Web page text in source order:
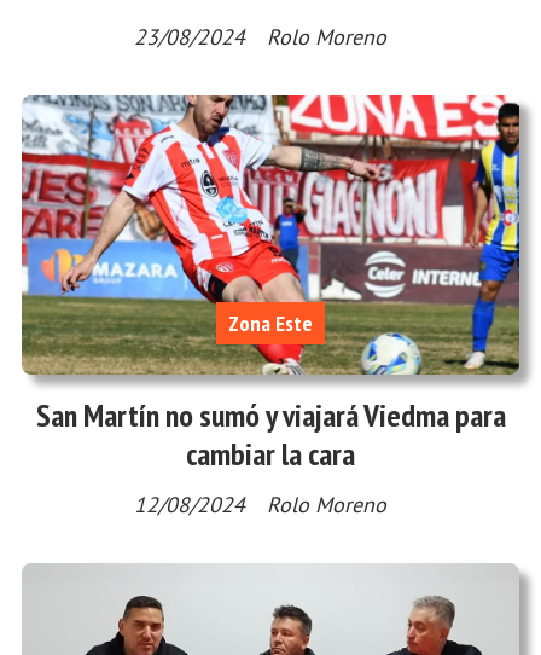
Rolo Moreno
23/08/2024
San Martín no sumó y viajará Viedma para
cambiar la cara
Rolo Moreno
Zona Este
12/08/2024